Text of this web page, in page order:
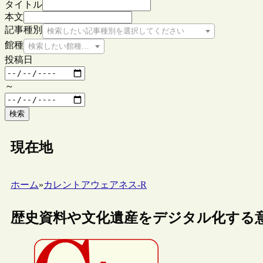
タイトル
本文
記事種別
検索したい記事種別を選択してください
館種 検索したい館種を選択してください
投稿日
～
検索
現在地
ホーム»カレントアウェアネス-R
歴史資料や文化遺産をデジタル化する